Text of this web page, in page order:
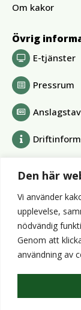
Den här
Vi använder
upplevelse,
nödvändig
Genom att
användning av
Om kakor
Övrig
E-tjänster
Pressrum
Alvesta
Alvesta Energi
AllboHus
Huseby bruk AB
Värends
Wexnet AB